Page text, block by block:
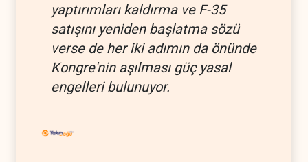
yaptırımları kaldırma ve F-35
satışını yeniden başlatma sözü
verse de her iki adımın da önünde
Kongre'nin aşılması güç yasal
engelleri bulunuyor.